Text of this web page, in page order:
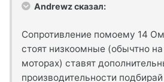
Andrewz сказал:
Сопротивление помоему 14
стоят низкоомные (обычтно
моторах) ставят
производительности